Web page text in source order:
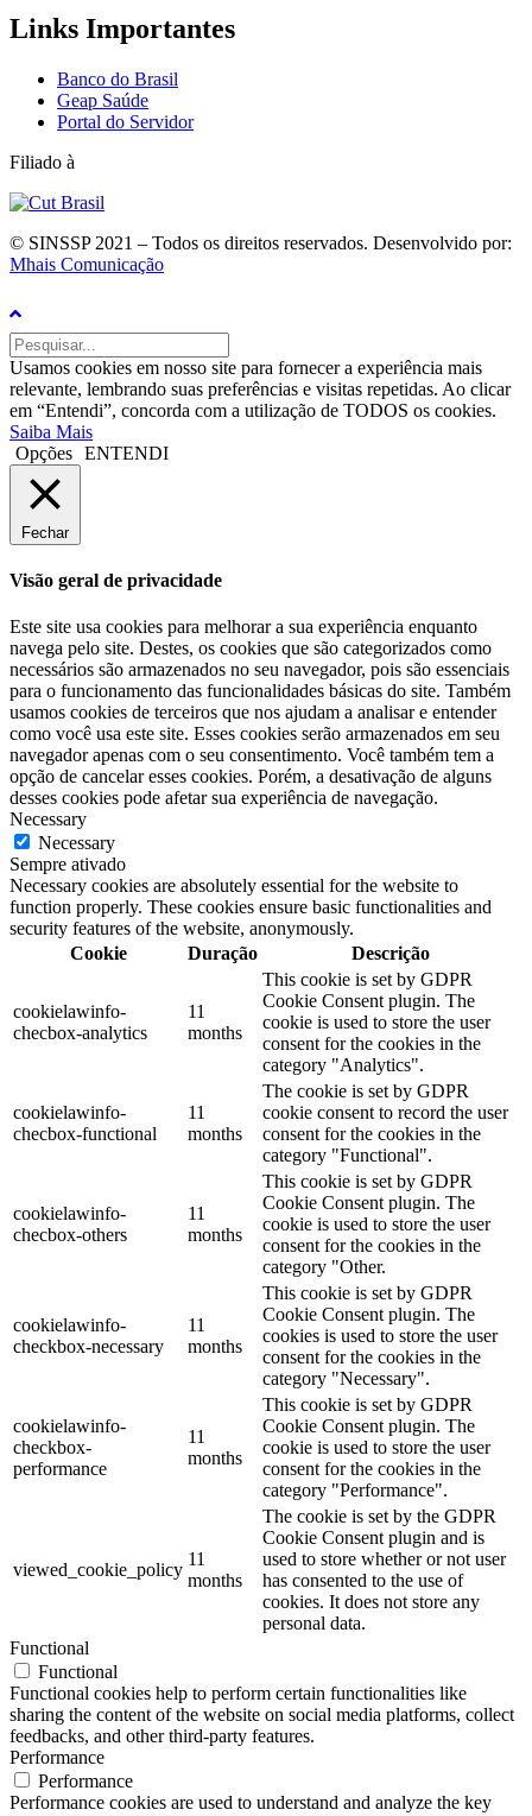
Links Importantes
Banco do Brasil
Geap Saúde
Portal do Servidor
Filiado à
© SINSSP 2021 – Todos os direitos reservados. Desenvolvido por:
Mhais Comunicação
Usamos cookies em nosso site para fornecer a experiência mais
relevante, lembrando suas preferências e visitas repetidas. Ao clicar
em “Entendi”, concorda com a utilização de TODOS os cookies.
Saiba Mais
Opções ENTENDI
Fechar
Visão geral de privacidade
Este site usa cookies para melhorar a sua experiência enquanto
navega pelo site. Destes, os cookies que são categorizados como
necessários são armazenados no seu navegador, pois são essenciais
para o funcionamento das funcionalidades básicas do site. Também
usamos cookies de terceiros que nos ajudam a analisar e entender
como você usa este site. Esses cookies serão armazenados em seu
navegador apenas com o seu consentimento. Você também tem a
opção de cancelar esses cookies. Porém, a desativação de alguns
desses cookies pode afetar sua experiência de navegação.
Necessary
Necessary
Sempre ativado
Necessary cookies are absolutely essential for the website to
function properly. These cookies ensure basic functionalities and
security features of the website, anonymously.
Cookie
Duração Descrição
cookielawinfo-
checbox-analytics
11
months
This cookie is set by GDPR
Cookie Consent plugin. The
cookie is used to store the user
consent for the cookies in the
category "Analytics".
cookielawinfo-
checbox-functional
11
months
The cookie is set by GDPR
cookie consent to record the user
consent for the cookies in the
category "Functional".
cookielawinfo-
checbox-others
11
months
This cookie is set by GDPR
Cookie Consent plugin. The
cookie is used to store the user
consent for the cookies in the
category "Other.
cookielawinfo-
checkbox-necessary
11
months
This cookie is set by GDPR
Cookie Consent plugin. The
cookies is used to store the user
consent for the cookies in the
category "Necessary".
cookielawinfo-
checkbox-
performance
11
months
This cookie is set by GDPR
Cookie Consent plugin. The
cookie is used to store the user
consent for the cookies in the
category "Performance".
viewed_cookie_policy
11
months
The cookie is set by the GDPR
Cookie Consent plugin and is
used to store whether or not user
has consented to the use of
cookies. It does not store any
personal data.
Functional
Functional
Functional cookies help to perform certain functionalities like
sharing the content of the website on social media platforms, collect
feedbacks, and other third-party features.
Performance
Performance
Performance cookies are used to understand and analyze the key